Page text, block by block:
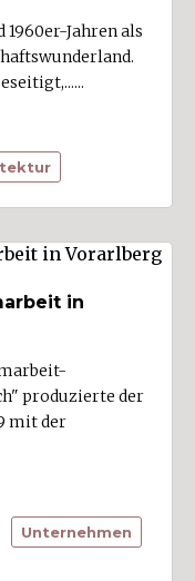
Jahren als
in
produzierte der
mit der
Unternehmen